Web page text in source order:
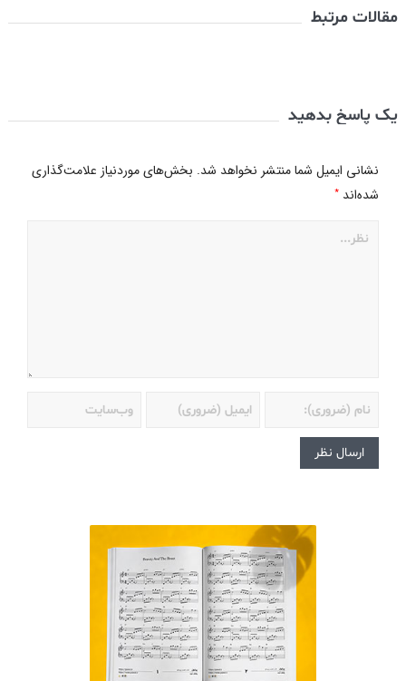
مقالات مرتبط
یک پاسخ بدهید
نشانی ایمیل شما منتشر نخواهد شد. بخش‌های موردنیاز علامت‌گذاری
شده‌اند *